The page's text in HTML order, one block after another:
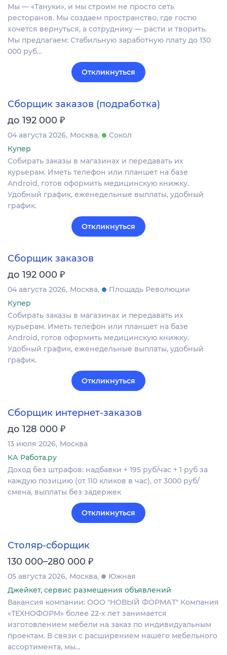
Мы — «Тануки», и мы строим не просто сеть
ресторанов. Мы создаем пространство, где гостю
хочется вернуться, а сотруднику — расти и творить.
Мы предлагаем: Стабильную заработную плату до 130
000 руб…
Откликнуться
Сборщик заказов (подработка)
до 192 000 ₽
04 августа 2026 Москва
Сокол
Купер
Собирать заказы в магазинах и передавать их
курьерам. Иметь телефон или планшет на базе
Android, готов оформить медицинскую книжку.
Удобный график, еженедельные выплаты, удобный
график.
Откликнуться
Сборщик заказов
до 192 000 ₽
04 августа 2026 Москва
Площадь Революции
Купер
Собирать заказы в магазинах и передавать их
курьерам. Иметь телефон или планшет на базе
Android, готов оформить медицинскую книжку.
Удобный график, еженедельные выплаты, удобный
график.
Откликнуться
Сборщик интернет-заказов
до 128 000 ₽
13 июля 2026 Москва
КА Работа.ру
Доход без штрафов: надбавки + 195 руб/час + 1 руб за
каждую позицию (от 110 кликов в час), от 3000 руб/
смена, выплаты без задержек
Откликнуться
Столяр-сборщик
130 000–280 000 ₽
05 августа 2026 Москва
Южная
Джейкет, сервис размещения объявлений
Вакансия компании: ООО "НОВЫЙ ФОРМАТ" Компания
«ТЕХНОФОРМ» более 22-х лет занимается
изготовлением мебели на заказ по индивидуальным
проектам. В связи с расширением нашего мебельного
ассортимента, мы…